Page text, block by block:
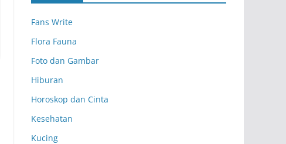
Fans Write
Flora Fauna
Foto dan Gambar
Hiburan
Horoskop dan Cinta
Kesehatan
Kucing